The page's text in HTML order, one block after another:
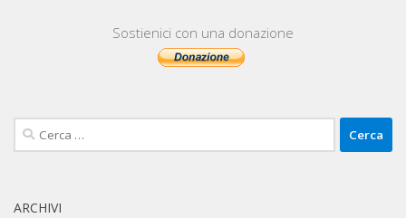
Sostienici con una donazione
Ricerca
per:
ARCHIVI